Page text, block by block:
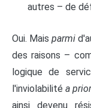
autres – de
Oui. Maisparmi
des raisons –
logique de
l'inviolabilitéa
ainsi devenu